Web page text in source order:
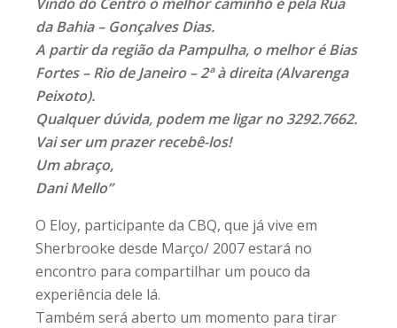
da Bahia – Gonçalves Dias.
A partir da região da Pampulha, o melhor é Bias
Fortes – Rio de Janeiro – 2ª à direita (Alvarenga
Peixoto).
Qualquer dúvida, podem me ligar no 3292.7662.
Vai ser um prazer recebê-los!
Um abraço,
Dani Mello”
O Eloy, participante da CBQ, que já vive em
Sherbrooke desde Março/ 2007 estará no
encontro para compartilhar um pouco da
experiência dele lá.
Também será aberto um momento para tirar